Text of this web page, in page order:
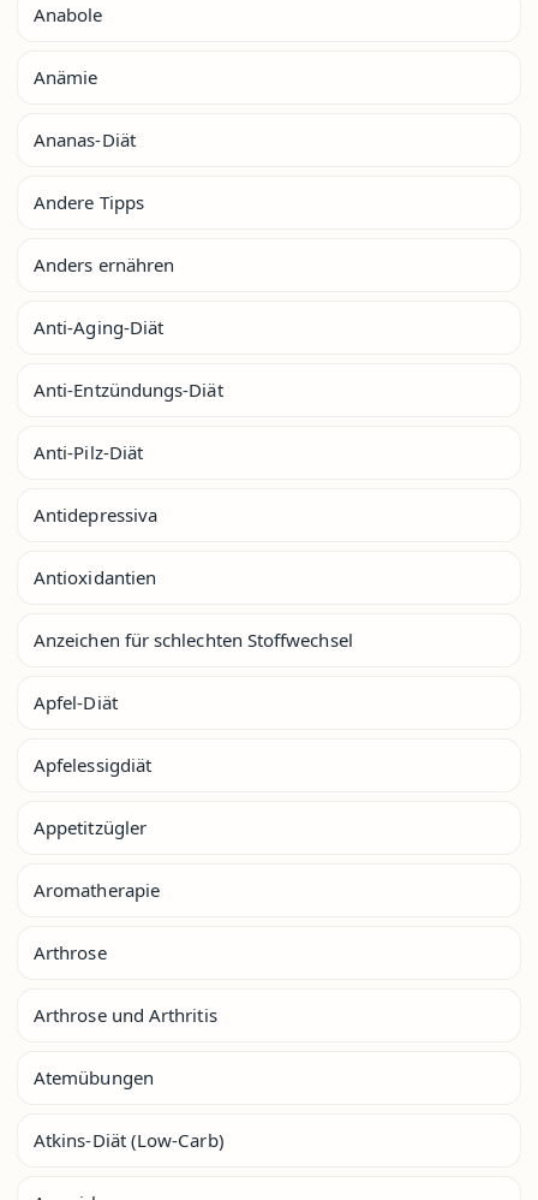
Anabole
Anämie
Ananas-Diät
Andere Tipps
Anders ernähren
Anti-Aging-Diät
Anti-Entzündungs-Diät
Anti-Pilz-Diät
Antidepressiva
Antioxidantien
Anzeichen für schlechten Stoffwechsel
Apfel-Diät
Apfelessigdiät
Appetitzügler
Aromatherapie
Arthrose
Arthrose und Arthritis
Atemübungen
Atkins-Diät (Low-Carb)